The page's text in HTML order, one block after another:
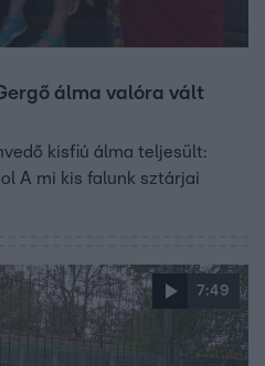
álma valóra vált
kisfiú álma teljesült:
A mi kis falunk sztárjai
7:49